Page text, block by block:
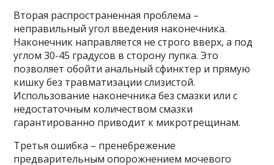
Вторая распространенная проблема –
неправильный угол введения наконечника.
Наконечник направляется не строго вверх, а под
углом 30-45 градусов в сторону пупка. Это
позволяет обойти анальный сфинктер и прямую
кишку без травматизации слизистой.
Использование наконечника без смазки или с
недостаточным количеством смазки
гарантированно приводит к микротрещинам.
Третья ошибка – пренебрежение
предварительным опорожнением мочевого